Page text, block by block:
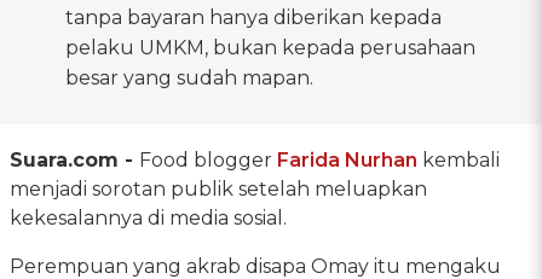
tanpa bayaran hanya diberikan kepada
pelaku UMKM, bukan kepada perusahaan
besar yang sudah mapan.
Suara.com - Food blogger Farida Nurhan kembali
menjadi sorotan publik setelah meluapkan
kekesalannya di media sosial.
Perempuan yang akrab disapa Omay itu mengaku